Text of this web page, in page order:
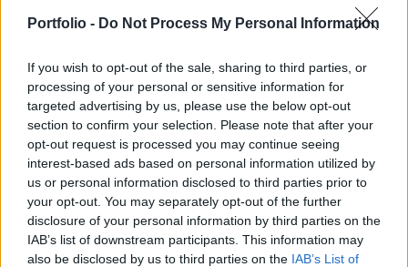
Portfolio - Do Not Process My Personal Information
If you wish to opt-out of the sale, sharing to third parties, or
processing of your personal or sensitive information for
targeted advertising by us, please use the below opt-out
section to confirm your selection. Please note that after your
opt-out request is processed you may continue seeing
interest-based ads based on personal information utilized by
us or personal information disclosed to third parties prior to
your opt-out. You may separately opt-out of the further
disclosure of your personal information by third parties on the
IAB’s list of downstream participants. This information may
also be disclosed by us to third parties on the IAB’s List of
jelzavarásokat észleltek a Hormuzi-szoros körül,
ez pedig már egy katonai akció előszele is lehet.
A lap kiszúrta, hogy Tombak kikötőben nagyon érdekes
mintát mutatnak a vízi járművek, mivel úgy néz ki, mintha
az összes a szárazföldön lenne egy nagy körben
elhelyezve. Ez szinte egészen biztosan nem felel meg a
valóságnak, sokkal inkább arról van szó, hogy „valakik”
zavarják a jeleket. A GPS-interferencia gyakorlata nem
ismeretlen akár a térségben sem, viszont az elmúlt...